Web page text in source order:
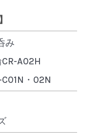
み
A02H
・02N